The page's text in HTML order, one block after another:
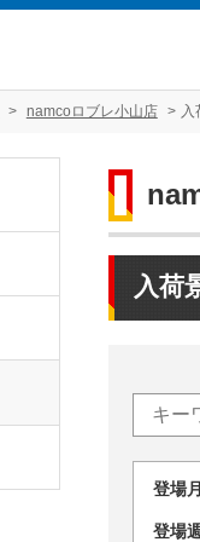
namcoロブレ小山店 入
入荷
登
登